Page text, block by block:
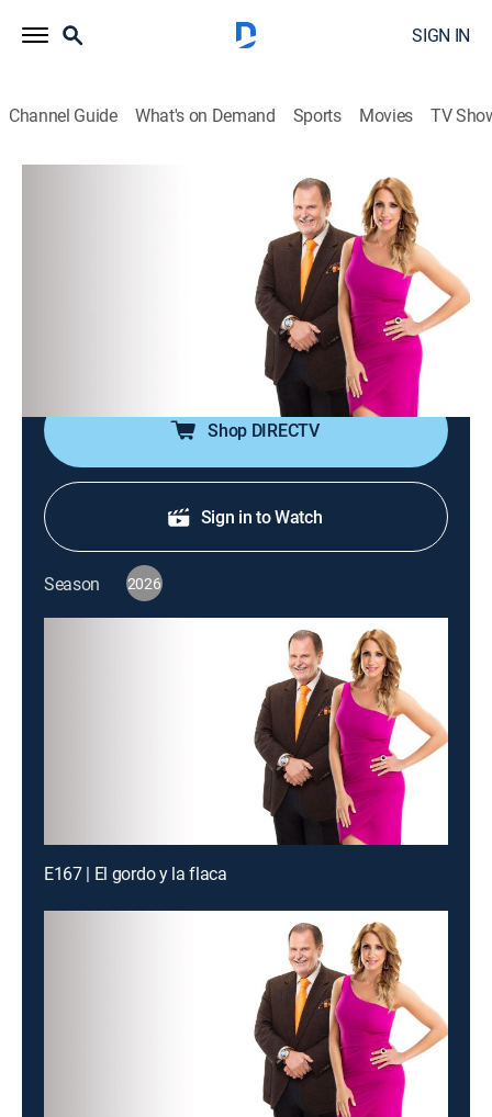
SIGN IN
Channel Guide What's on Demand Sports Movies TV
S2026 E103 | El gordo y la flaca
Chismes de celebridades y las últimas noticias de la
industria del entretenimiento, en un programa que
combina entrevistas con actores, músicos y
Shop DIRECTV
Sign in to Watch
Season 2026
E167 | El gordo y la flaca